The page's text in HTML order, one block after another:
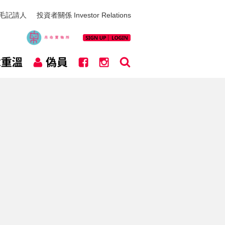
記請人 投資者關係 Investor Relations